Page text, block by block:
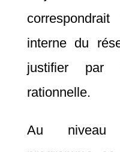
interne du
justifier par
rationnelle.
Au niveau